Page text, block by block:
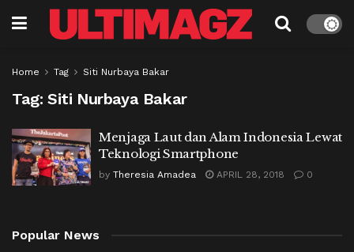
Home Tag Siti Nurbaya Bakar
Tag: Siti Nurbaya Bakar
Menjaga Laut dan Alam Indonesia Lewat
Teknologi Smartphone
by Theresia Amadea APRIL 28, 2018 0
Popular News